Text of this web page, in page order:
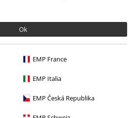
Ok
EMP France
EMP Italia
EMP Česká Republika